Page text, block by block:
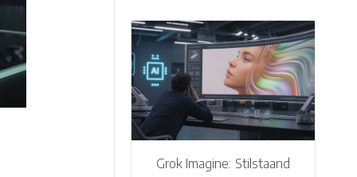
Grok Imagine: Stilstaand